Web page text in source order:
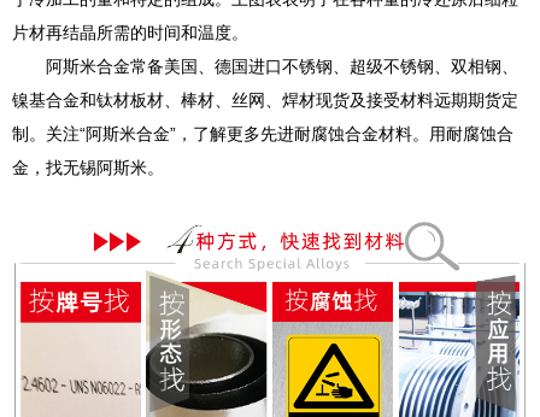
片材再结晶所需的时间和温度。
阿斯米合金常备美国、德国进口不锈钢、超级不锈钢、双相钢、
镍基合金和钛材板材、棒材、丝网、焊材现货及接受材料远期期货定
制。关注“阿斯米合金”，了解更多先进耐腐蚀合金材料。用耐腐蚀合
金，找无锡阿斯米。